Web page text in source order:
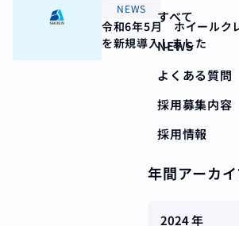
NEWS
令和6年5月 ホイールク
を新規導入しました
すべて
NEWS
よくある質問
採用募集内容
採用情報
年間アーカ